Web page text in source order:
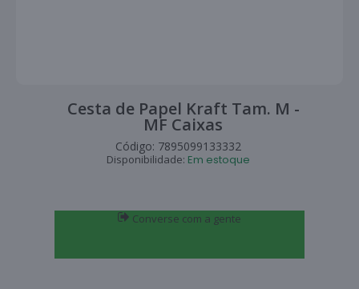
Cesta de Papel Kraft Tam. M -
MF Caixas
Código: 7895099133332
Disponibilidade: Em estoque
Converse com a gente